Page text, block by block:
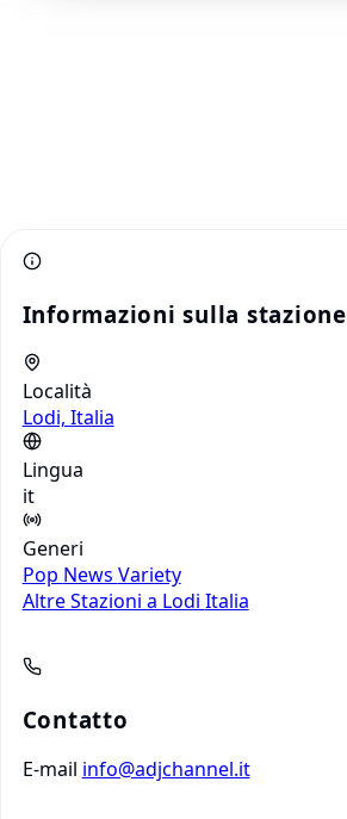
Informazioni sulla stazione
Località
Lodi, Italia
Lingua
it
Generi
Pop News Variety
Altre Stazioni a Lodi Italia
Contatto
E-mail info@adjchannel.it